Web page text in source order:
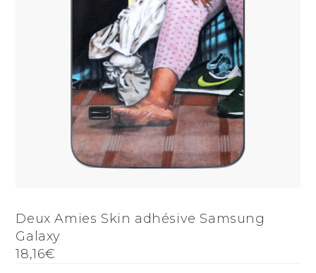
Deux Amies Skin adhésive Samsung
Galaxy
18,16€